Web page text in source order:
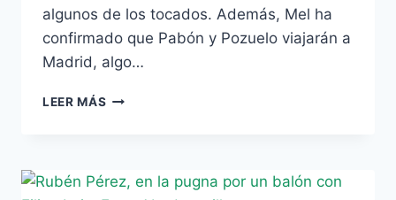
algunos de los tocados. Además, Mel ha
confirmado que Pabón y Pozuelo viajarán a
Madrid, algo…
LEER MÁS [VIDEO]
QUE